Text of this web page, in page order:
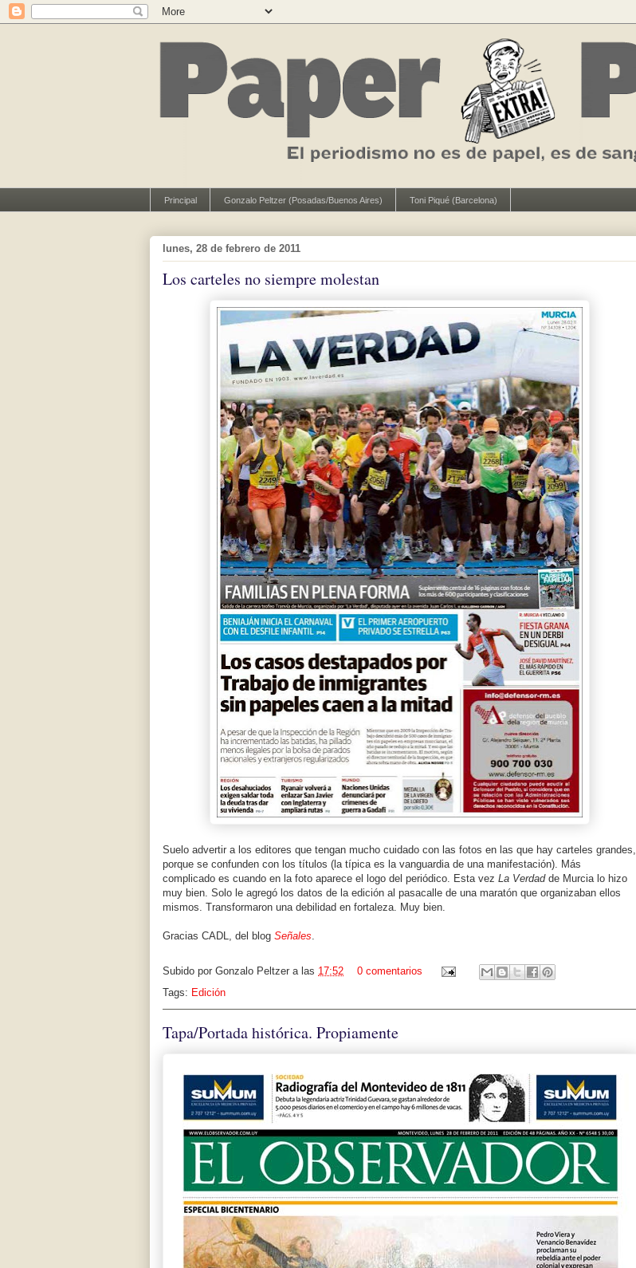
Principal Gonzalo Peltzer (Posadas/Buenos Aires) Toni Piqué (Barcelona)
lunes, 28 de febrero de 2011
Los carteles no siempre molestan
Suelo advertir a los editores que tengan mucho cuidado con las fotos en las que hay carteles grandes,
porque se confunden con los títulos (la típica es la vanguardia de una manifestación). Más
complicado es cuando en la foto aparece el logo del periódico. Esta vez La Verdadde Murcia lo hizo
muy bien. Solo le agregó los datos de la edición al pasacalle de una maratón que organizaban ellos
mismos. Transformaron una debilidad en fortaleza. Muy bien.
Gracias CADL, del blog Señales.
Subido por Gonzalo Peltzer a las 17:52
0 comentarios
Tags: Edición
Tapa/Portada histórica. Propiamente